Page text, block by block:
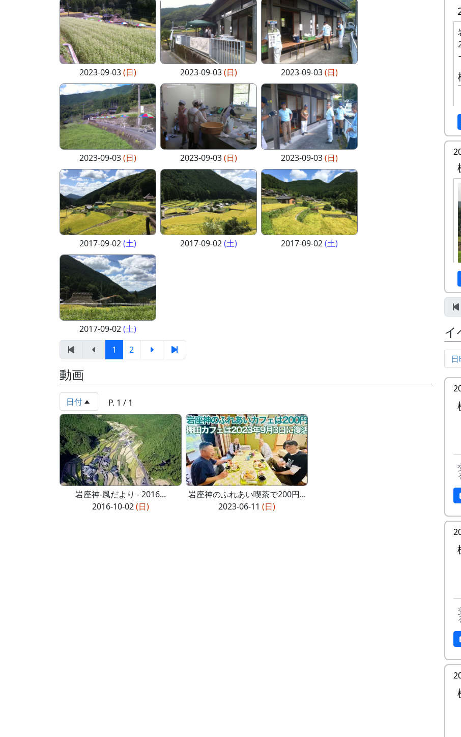
2023-09-03(日) 2023-09-03(日) 2023-09-03(日)
2023-09-03(日) 2023-09-03(日) 2023-09-03(日)
2017-09-02(土) 2017-09-02(土) 2017-09-02(土)
2017-09-02(土)
1
2
動画
日付 P. 1 / 1
岩座神-風だより - 2016...
2016-10-02(日)
岩座神のふれあい喫茶で200円...
2023-06-11 (日)
イ